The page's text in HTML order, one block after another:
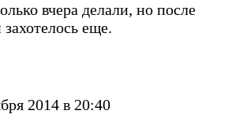
вчера делали, но после
еще.
2014 в 20:40